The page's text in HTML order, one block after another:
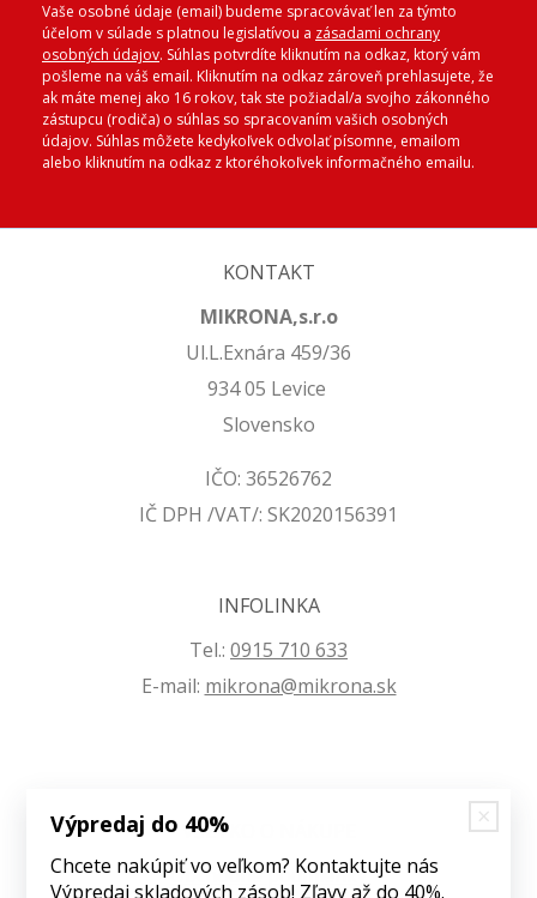
Vaše osobné údaje (email) budeme spracovávať len za týmto
účelom v súlade s platnou legislatívou a zásadami ochrany
osobných údajov. Súhlas potvrdíte kliknutím na odkaz, ktorý vám
pošleme na váš email. Kliknutím na odkaz zároveň prehlasujete, že
ak máte menej ako 16 rokov, tak ste požiadal/a svojho zákonného
zástupcu (rodiča) o súhlas so spracovaním vašich osobných
údajov. Súhlas môžete kedykoľvek odvolať písomne, emailom
alebo kliknutím na odkaz z ktoréhokoľvek informačného emailu.
KONTAKT
MIKRONA,s.r.o
Ul.L.Exnára 459/36
934 05 Levice
Slovensko
IČO: 36526762
IČ DPH /VAT/: SK2020156391
INFOLINKA
Tel.: 0915 710 633
E-mail: mikrona@mikrona.sk
VŠETKO O NÁKUPE
Obchodné podmienky
Výpredaj do 40%
Chcete nakúpiť vo veľkom? Kontaktujte nás
Výpredaj skladových zásob! Zľavy až do 40%.